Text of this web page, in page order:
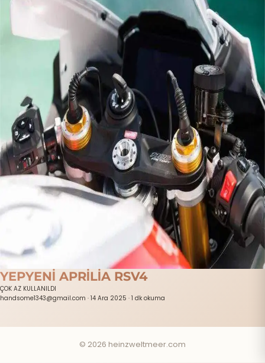
YEPYENİ APRİLİA RSV4
ÇOK AZ KULLANILDI
handsome1343@gmail.com · 14 Ara 2025 · 1 dk okuma
© 2026 heinzweltmeer.com